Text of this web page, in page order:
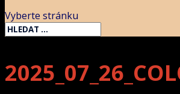
Vyberte stránku